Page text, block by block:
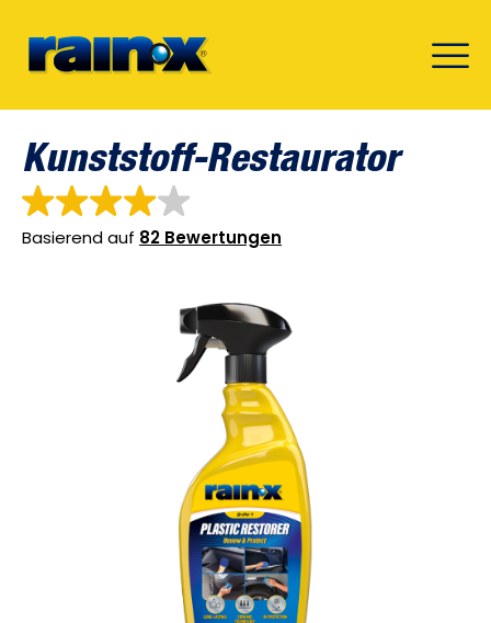
Kunststoff-Restaurator
Basierend auf 82 Bewertungen